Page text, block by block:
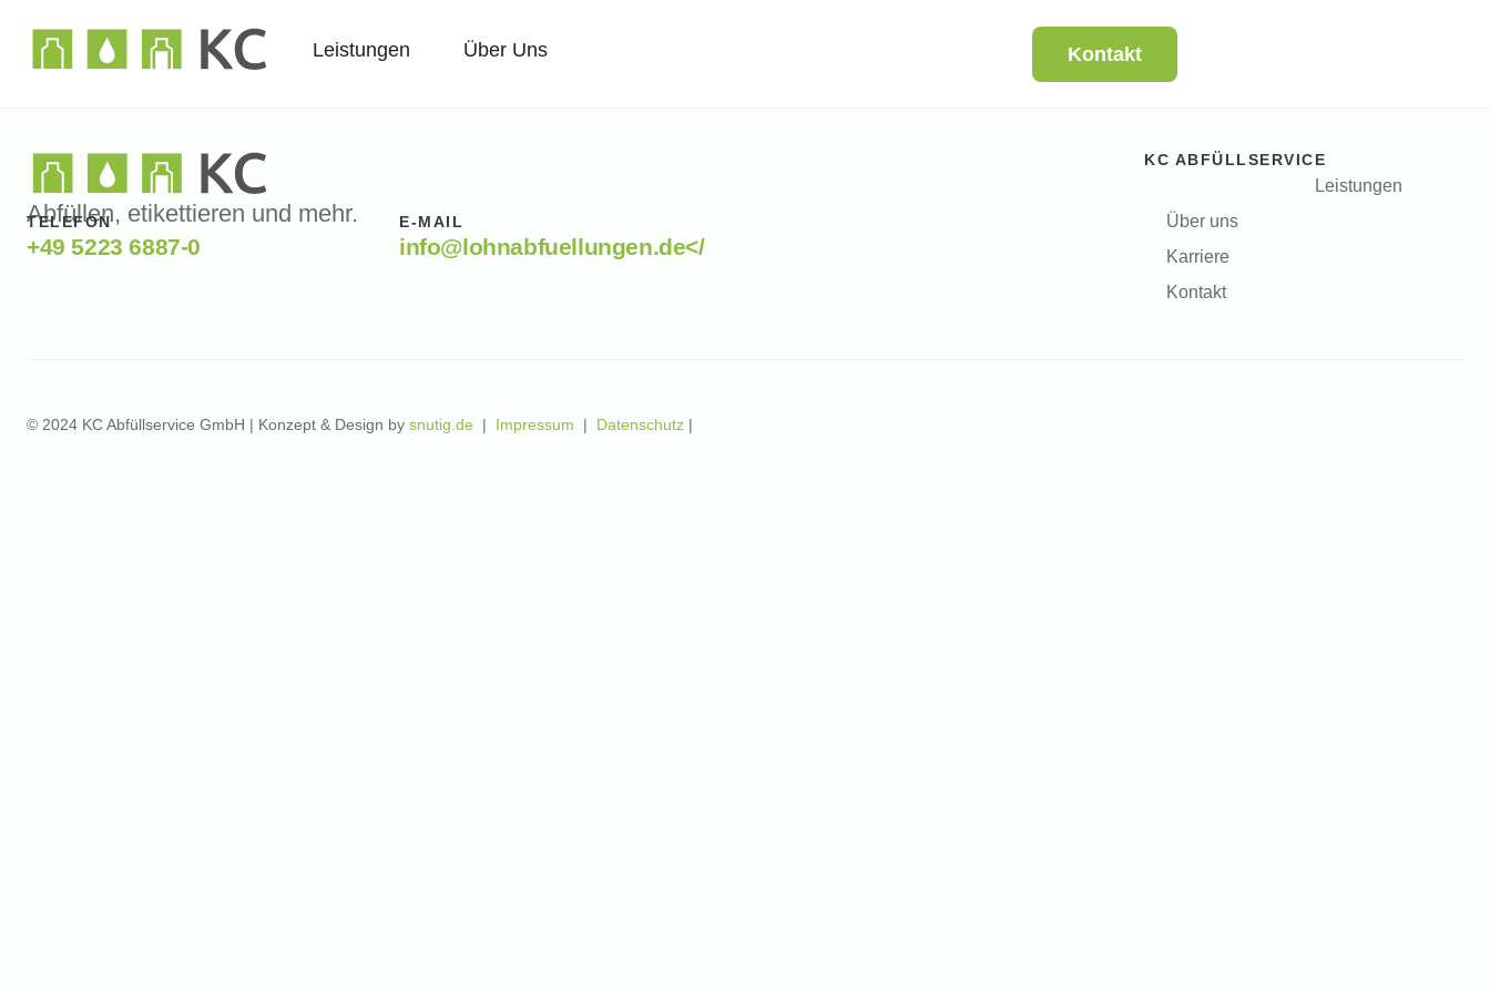
Leistungen Über Uns Kontakt
Abfüllen, etikettieren und mehr.
TELEFON
+49 5223 6887-0
E-MAIL
info@lohnabfuellungen.de</
KC ABFÜLLSERVICE
Leistungen
Über uns
Karriere
Kontakt
© 2024 KC Abfüllservice GmbH | Konzept & Design by snutig.de | Impressum | Datenschutz |